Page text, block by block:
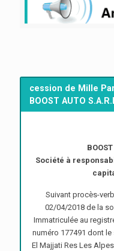
cession de Mille
BOOST AUTO
Société à
Suivant procès-
02/04/2018 de la
Immatriculée au
numéro 177491 dont
El Majjati Res Les